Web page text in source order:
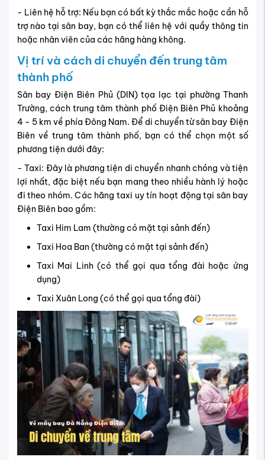
- Liên hệ hỗ trợ: Nếu bạn có bất kỳ thắc mắc hoặc cần hỗ
trợ nào tại sân bay, bạn có thể liên hệ với quầy thông tin
hoặc nhân viên của các hãng hàng không.
Vị trí và cách di chuyển đến trung tâm
thành phố
Sân bay Điện Biên Phủ (DIN) tọa lạc tại phường Thanh
Trường, cách trung tâm thành phố Điện Biên Phủ khoảng
4 - 5 km về phía Đông Nam. Để di chuyển từ sân bay Điện
Biên về trung tâm thành phố, bạn có thể chọn một số
phương tiện dưới đây:
- Taxi: Đây là phương tiện di chuyển nhanh chóng và tiện
lợi nhất, đặc biệt nếu bạn mang theo nhiều hành lý hoặc
đi theo nhóm. Các hãng taxi uy tín hoạt động tại sân bay
Điện Biên bao gồm:
Taxi Him Lam (thường có mặt tại sảnh đến)
Taxi Hoa Ban (thường có mặt tại sảnh đến)
Taxi Mai Linh (có thể gọi qua tổng đài hoặc ứng
dụng)
Taxi Xuân Long (có thể gọi qua tổng đài)